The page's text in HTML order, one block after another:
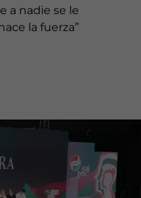
a nadie se le
la fuerza”